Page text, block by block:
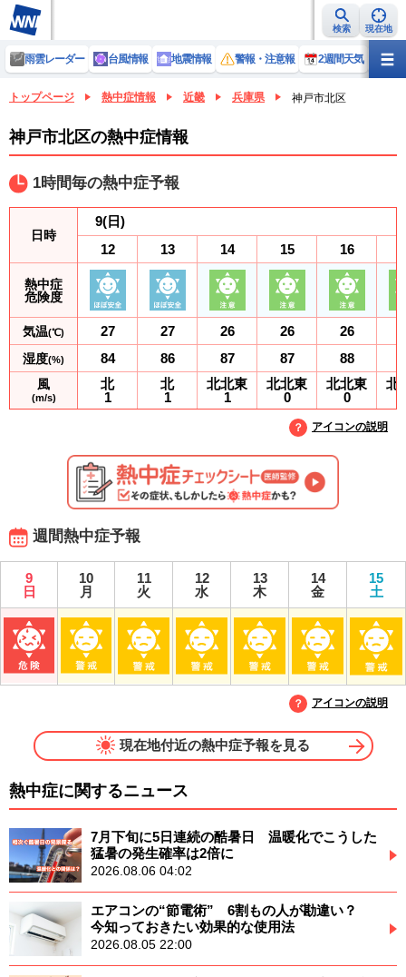
検索 現在地
雨雲レーダー 台風情報 地震情報 警報・注意報 2週間天気 ラ
トップページ 熱中症情報 近畿 兵庫県 神戸市北区
神戸市北区の熱中症情報
1時間毎の熱中症予報
日時
熱中症
危険度
気温(℃)
湿度(%)
風
(m/s)
9(日)
12
27
84
北
1
13
27
86
北
1
14
26
87
北北東
1
15
26
87
北北東
0
16
26
88
北北東
0
北
アイコンの説明
週間熱中症予報
9
日
10
月
11
火
12
水
13
木
14
金
15
土
アイコンの説明
現在地付近の熱中症予報を見る
熱中症に関するニュース
7月下旬に5日連続の酷暑日 温暖化でこうした
猛暑の発生確率は2倍に
2026.08.06 04:02
エアコンの“節電術” 6割もの人が勘違い？
今知っておきたい効果的な使用法
2026.08.05 22:00